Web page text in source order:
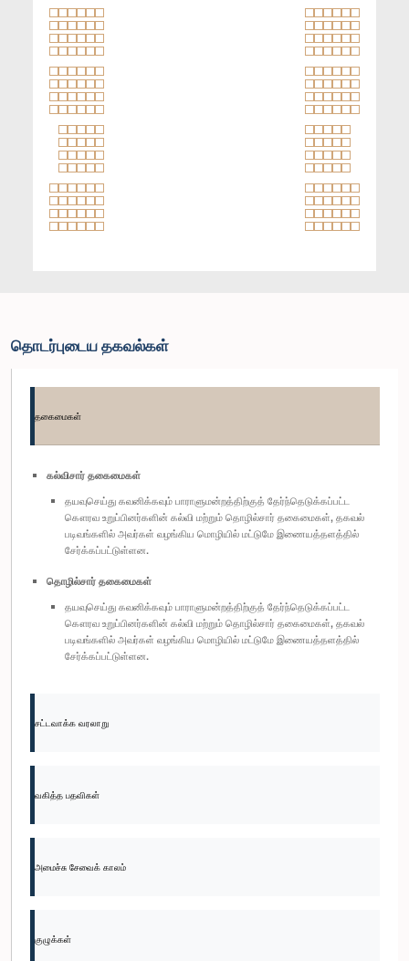
தொடர்புடைய தகவல்கள்
தகைமைகள்
கல்விசார் தகைமைகள்
தயவுசெய்து கவனிக்கவும் பாராளுமன்றத்திற்குத் தேர்ந்தெடுக்கப்பட்ட
கௌரவ உறுப்பினர்களின் கல்வி மற்றும் தொழில்சார் தகைமைகள், தகவல்
படிவங்களில் அவர்கள் வழங்கிய மொழியில் மட்டுமே இணையத்தளத்தில்
சேர்க்கப்பட்டுள்ளன.
தொழில்சார் தகைமைகள்
தயவுசெய்து கவனிக்கவும் பாராளுமன்றத்திற்குத் தேர்ந்தெடுக்கப்பட்ட
கௌரவ உறுப்பினர்களின் கல்வி மற்றும் தொழில்சார் தகைமைகள், தகவல்
படிவங்களில் அவர்கள் வழங்கிய மொழியில் மட்டுமே இணையத்தளத்தில்
சேர்க்கப்பட்டுள்ளன.
சட்டவாக்க வரலாறு
வகித்த பதவிகள்
அமைச்சு சேவைக் காலம்
குழுக்கள்